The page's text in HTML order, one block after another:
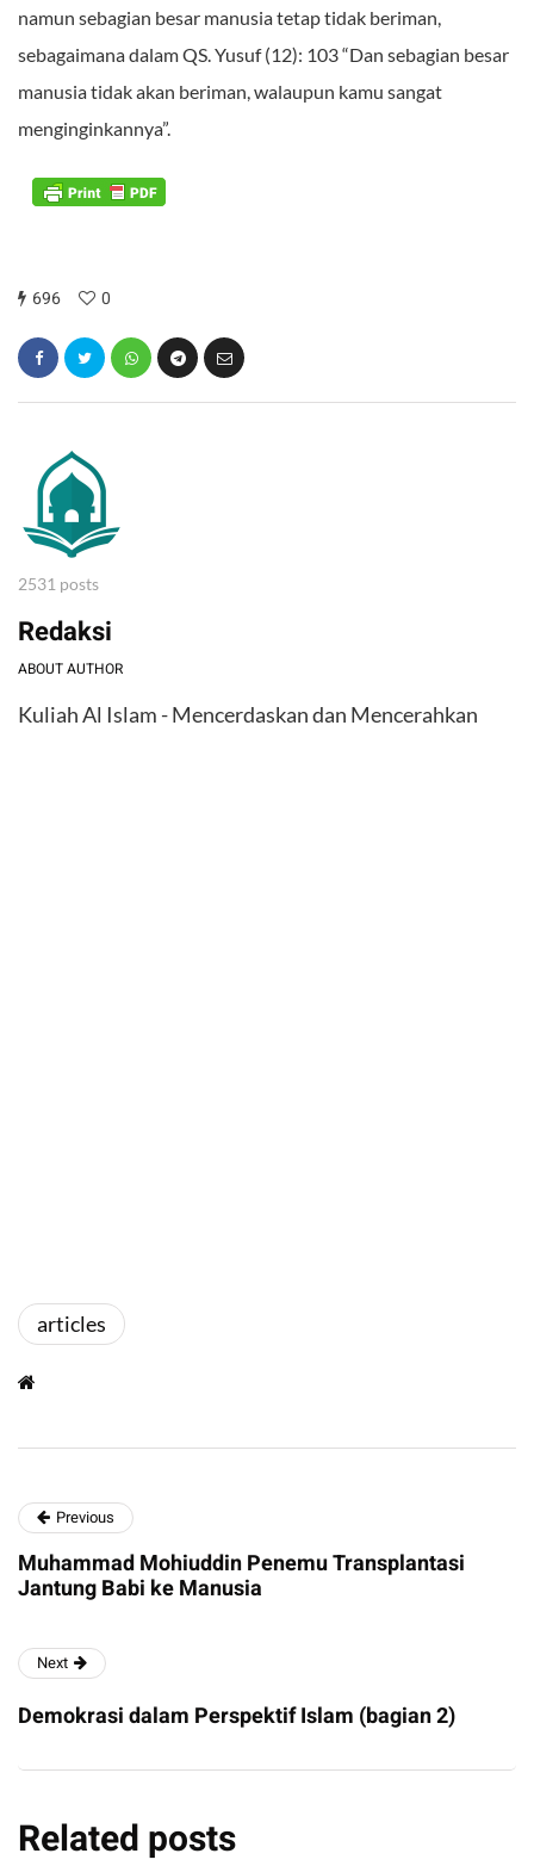
namun sebagian besar manusia tetap tidak beriman,
sebagaimana dalam QS. Yusuf (12): 103 “Dan sebagian besar
manusia tidak akan beriman, walaupun kamu sangat
menginginkannya”.
696 0
2531 posts
Redaksi
ABOUT AUTHOR
Kuliah Al Islam - Mencerdaskan dan Mencerahkan
articles
Previous
Muhammad Mohiuddin Penemu Transplantasi
Jantung Babi ke Manusia
Next
Demokrasi dalam Perspektif Islam (bagian 2)
Related posts